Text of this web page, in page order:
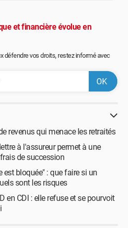
et financière évolue en
défendre vos droits, restez informé avec
revenus qui menace les retraités
à l'assureur permet à une
de succession
bloquée" : que faire si un
sont les risques
en CDI : elle refuse et se pourvoit